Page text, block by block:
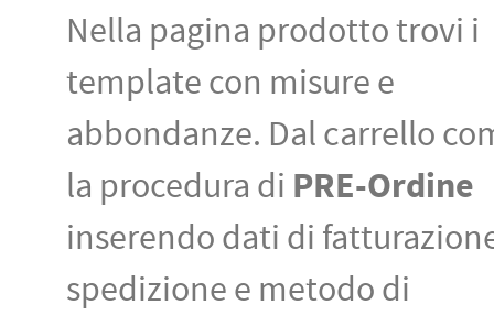
Nella pagina prodotto trovi i
template con misure e
abbondanze. Dal carrello
la procedura di PRE-Ordine
inserendo dati di
spedizione e metodo di